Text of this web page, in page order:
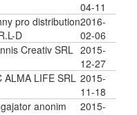
04-11
pro distribution
D
2016-
02-06
Creativ SRL 2015-
12-27
ALMA LIFE SRL 2015-
11-18
anonim
2015-